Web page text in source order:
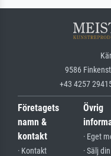
9586
+43 4257
Företagets
namn &
kontakt
· Kontakt
Övrig
· Eget
· Sälj